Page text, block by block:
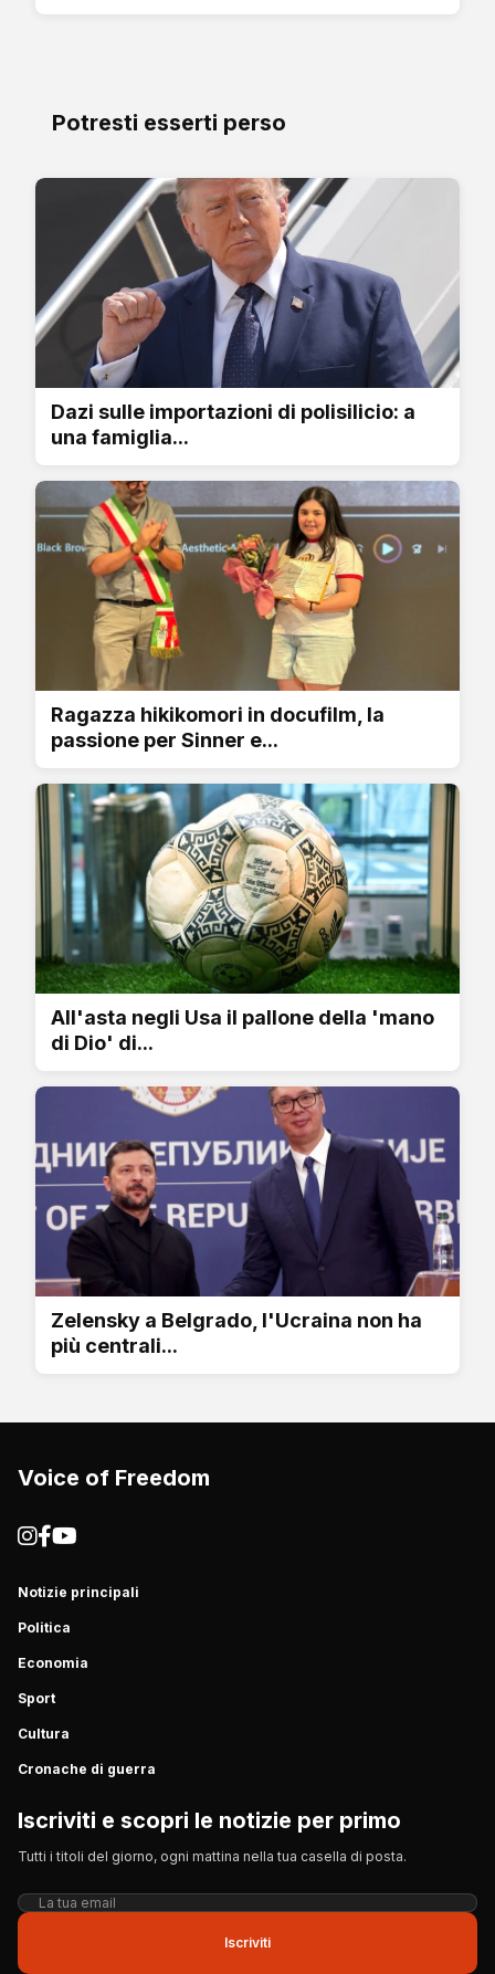
Potresti esserti perso
Dazi sulle importazioni di polisilicio: a
una famiglia...
Ragazza hikikomori in docufilm, la
passione per Sinner e...
All'asta negli Usa il pallone della 'mano
di Dio' di...
Zelensky a Belgrado, l'Ucraina non ha
più centrali...
Voice of Freedom
Notizie principali
Politica
Economia
Sport
Cultura
Cronache di guerra
Iscriviti e scopri le notizie per primo
Tutti i titoli del giorno, ogni mattina nella tua casella di posta.
Iscriviti